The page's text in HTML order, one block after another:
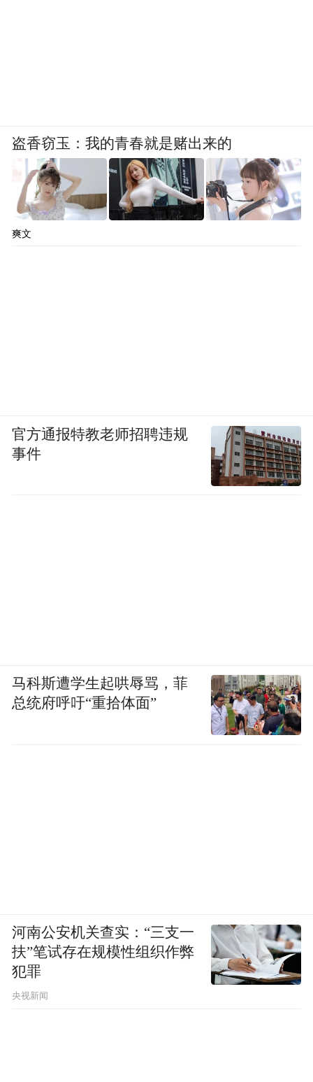
盗香窃玉：我的青春就是赌出来的
爽文
官方通报特教老师招聘违规
事件
马科斯遭学生起哄辱骂，菲
总统府呼吁“重拾体面”
河南公安机关查实：“三支一
扶”笔试存在规模性组织作弊
犯罪
央视新闻